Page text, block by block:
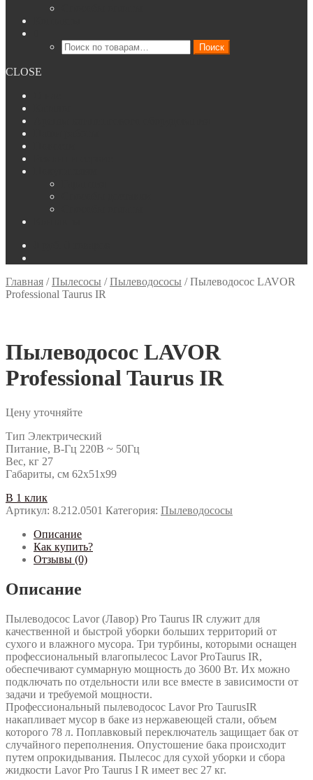
Искать: Поиск
CLOSE
Главная /Пылесосы /Пылеводососы /Пылеводосос LAVOR
Professional Taurus IR
Пылеводосос LAVOR
Professional Taurus IR
Цену уточняйте
Тип Электрический
Питание, В-Гц 220В ~ 50Гц
Вес, кг 27
Габариты, см 62x51x99
В 1 клик
Артикул: 8.212.0501 Категория: Пылеводососы
Описание
Как купить?
Отзывы (0)
Описание
Пылеводосос Lavor (Лавор) Pro Taurus IR служит для
качественной и быстрой уборки больших территорий от
сухого и влажного мусора. Три турбины, которыми оснащен
профессиональный влагопылесос Lavor ProTaurus IR,
обеспечивают суммарную мощность до 3600 Вт. Их можно
подключать по отдельности или все вместе в зависимости от
задачи и требуемой мощности.
Профессиональный пылеводосос Lavor Pro TaurusIR
накапливает мусор в баке из нержавеющей стали, объем
которого 78 л. Поплавковый переключатель защищает бак от
случайного переполнения. Опустошение бака происходит
путем опрокидывания. Пылесос для сухой уборки и сбора
жидкости Lavor Pro Taurus I R имеет вес 27 кг.